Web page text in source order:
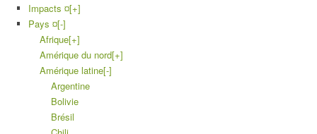
Impacts ¤[+]
Pays ¤[-]
Afrique[+]
Amérique du nord[+]
Amérique latine[-]
Argentine
Bolivie
Brésil